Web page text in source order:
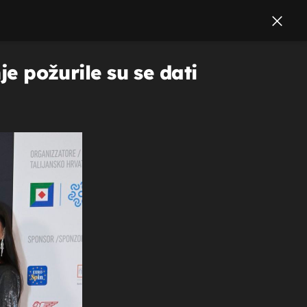
požurile su se dati